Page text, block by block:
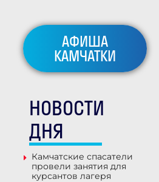
АФИША
КАМЧАТКИ
НОВОСТИ
ДНЯ
Камчатские спасатели
провели занятия для
курсантов лагеря